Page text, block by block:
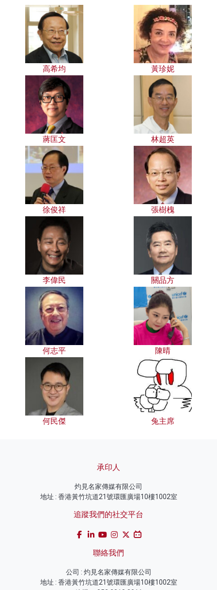
高希均 黃珍妮
蔣匡文 林超英
徐俊祥 張樹槐
李偉民 關品方
何志平 陳晴
何民傑 兔主席
承印人
灼見名家傳媒有限公司
地址 : 香港黃竹坑道21號環匯廣場10樓1002室
追蹤我們的社交平台
聯絡我們
公司 : 灼見名家傳媒有限公司
地址 : 香港黃竹坑道21號環匯廣場10樓1002室